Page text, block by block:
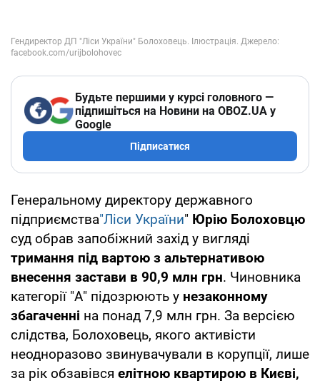
Будьте першими у курсі головного —
підпишіться на Новини на OBOZ.UA у
Google
Підписатися
Генеральному директору державного
підприємства"Ліси України" Юрію Болоховцю
суд обрав запобіжний захід у вигляді
тримання під вартою з альтернативою
внесення застави в 90,9 млн грн. Чиновника
категорії "А" підозрюють у незаконному
збагаченні на понад 7,9 млн грн. За версією
слідства, Болоховець, якого активісти
неодноразово звинувачували в корупції, лише
за рік обзавівся елітною квартирою в Києві,